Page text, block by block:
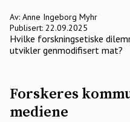
Av: Anne Ingeborg Myhr
Publisert: 22.09.2025
Hvilke forskningsetiske
utvikler genmodifisert mat?
Forskeres
mediene